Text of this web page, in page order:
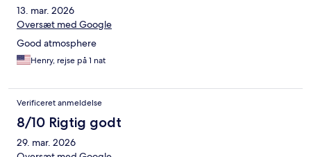
13. mar. 2026
Oversæt med Google
Good atmosphere
Henry, rejse på 1 nat
Verificeret anmeldelse
8/10 Rigtig godt
29. mar. 2026